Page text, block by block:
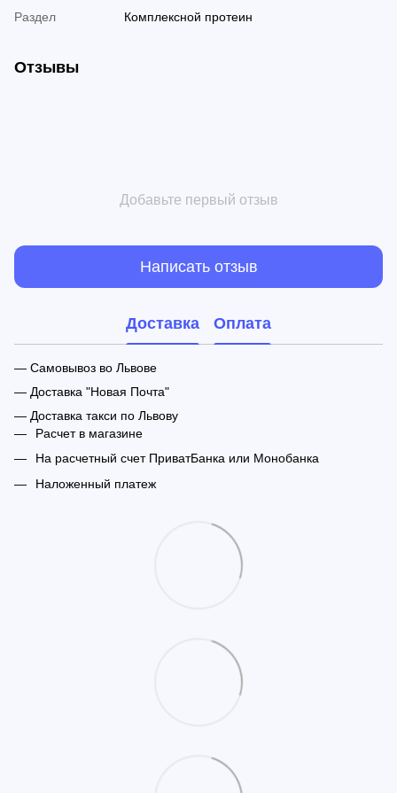
Раздел
Комплексной протеин
Отзывы
Добавьте первый отзыв
Написать отзыв
Доставка Оплата
— Самовывоз во Львове
— Доставка "Новая Почта"
— Доставка такси по Львову
Расчет в магазине
На расчетный счет ПриватБанка или Монобанка
Наложенный платеж